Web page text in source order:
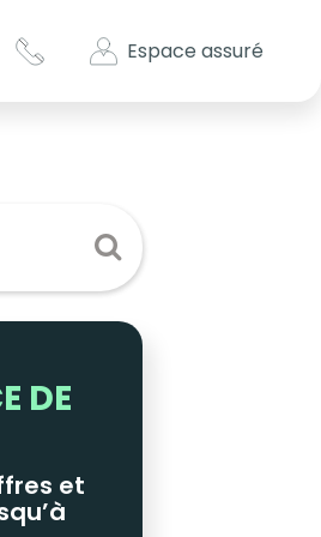
Espace assuré
DE
et